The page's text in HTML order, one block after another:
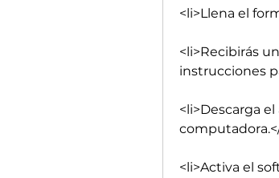
<li>Llena el
<li>Recibirás
instrucciones
<li>Descarga
<li>Activa el